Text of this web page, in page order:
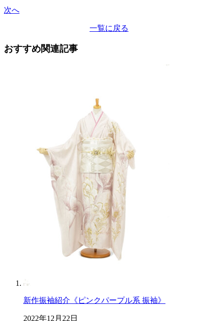
次へ
一覧に戻る
おすすめ関連記事
新作振袖紹介《ピンクパープル系 振袖》
2022年12月22日